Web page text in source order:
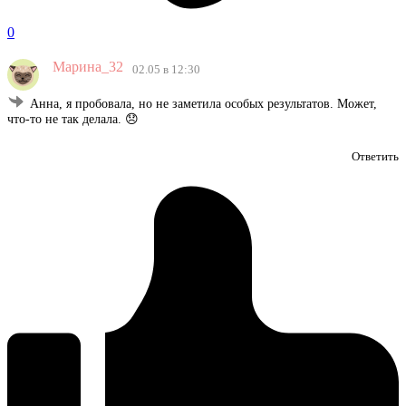
0
Марина_32 02.05 в 12:30
Анна, я пробовала, но не заметила особых результатов. Может,
что-то не так делала. 😞
Ответить